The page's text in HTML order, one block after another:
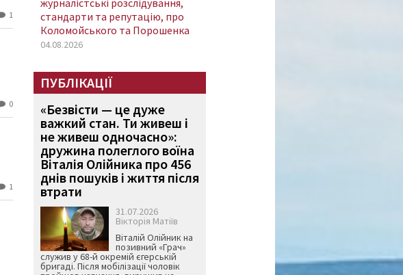
1
0
1
журналістські розслідування,
стандарти та репутацію, про
Коломойського та Порошенка
04.08.2026
ПУБЛІКАЦІЇ
«Безвісти — це дуже
важкий стан. Ти живеш і
не живеш одночасно»:
дружина полеглого воїна
Віталія Олійника про 456
днів пошуків і життя після
втрати
31.07.2026
Вікторія Матіїв
Віталій Олійник на
позивний «Грач»
служив у 68-й окремій єгерській
бригаді. Після мобілізації чоловік